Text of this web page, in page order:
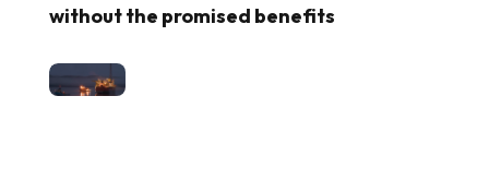
without the promised benefits